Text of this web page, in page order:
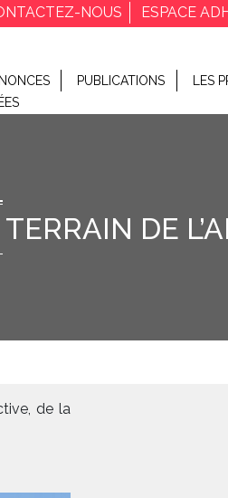
NOUS ESPACE
PUBLICATIONS
LES
DE
de la